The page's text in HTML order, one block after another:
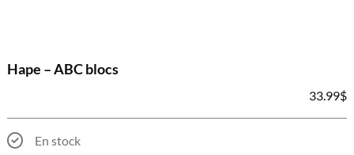
Hape – ABC blocs
33.99$
En stock